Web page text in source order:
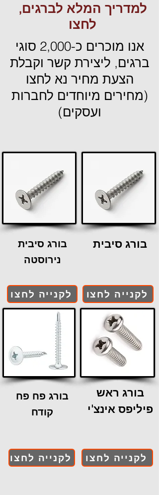
למדריך המלא לברגים,
לחצו
אנו מוכרים כ-2,000 סוגי
ברגים, ליצירת קשר וקבלת
הצעת מחיר נא לחצו
(מחירים מיוחדים לחברות
ועסקים)
בורג סיבית
נירוסטה
בורג סיבית
לקנייה לחצו לקנייה לחצו
בורג פח פח
קודח
בורג ראש
פיליפס אינצ'י
לקנייה לחצו לקנייה לחצו